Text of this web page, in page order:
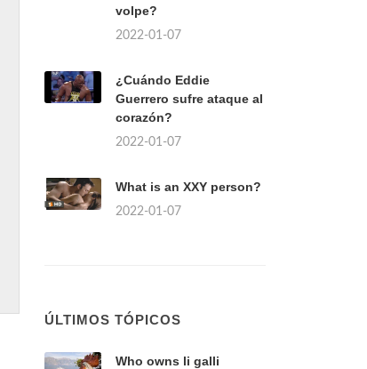
volpe?
2022-01-07
¿Cuándo Eddie
Guerrero sufre ataque al
corazón?
2022-01-07
What is an XXY person?
2022-01-07
ÚLTIMOS TÓPICOS
Who owns li galli